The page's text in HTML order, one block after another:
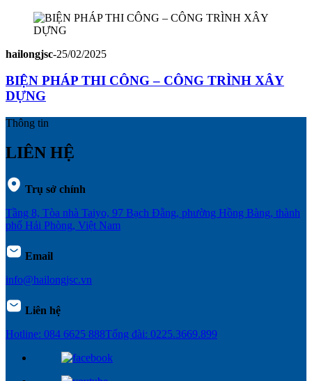
hailongjsc-25/02/2025
BIỆN PHÁP THI CÔNG – CÔNG TRÌNH XÂY
DỰNG
Thông tin
LIÊN HỆ
Trụ sở chính
Tầng 8, Tòa nhà Taiyo, 97 Bạch Đằng, phường Hồng Bàng, thành
phố Hải Phòng, Việt Nam
Email
info@hailongjsc.vn
Liên hệ
Hotline: 084 6625 888Tổng đài: 0225.3669.899